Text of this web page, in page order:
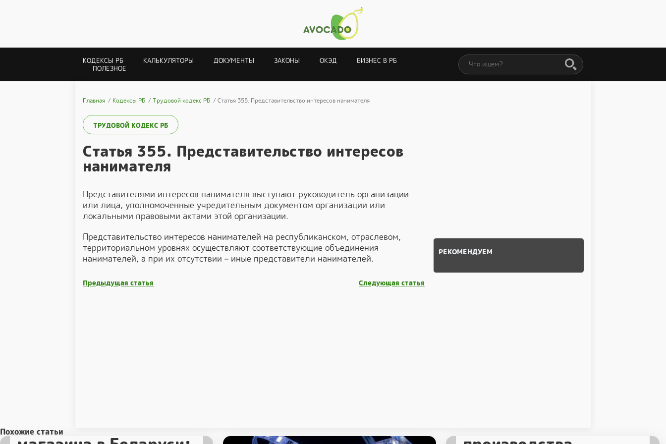
КОДЕКСЫ РБ КАЛЬКУЛЯТОРЫ ДОКУМЕНТЫ ЗАКОНЫ ОКЭД
БИЗНЕС В РБ
ПОЛЕЗНОЕ
Главная Кодексы РБ Трудовой кодекс РБ Статья 355. Представительство интересов нанимателя
ТРУДОВОЙ КОДЕКС РБ
Статья 355. Представительство интересов
нанимателя
Представителями интересов нанимателя выступают руководитель организации
или лица, уполномоченные учредительным документом организации или
локальными правовыми актами этой организации.
Представительство интересов нанимателей на республиканском, отраслевом,
территориальном уровнях осуществляют соответствующие объединения
нанимателей, а при их отсутствии – иные представители нанимателей.
Предыдущая статья Следующая статья
РЕКОМЕНДУЕМ
Похожие статьи
нейминга интернет-